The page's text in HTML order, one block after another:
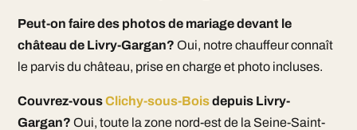
Peut-on faire des photos de mariage devant le
château de Livry-Gargan? Oui, notre chauffeur connaît
le parvis du château, prise en charge et photo incluses.
Couvrez-vousClichy-sous-Boisdepuis Livry-
Gargan? Oui, toute la zone nord-est de la Seine-Saint-